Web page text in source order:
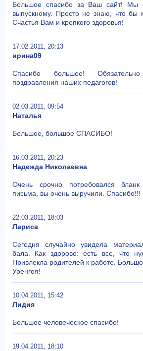
Большое спасибо за Ваш сайт! Мы
выпускному. Просто не знаю, что бы
Счастья Вам и крепкого здоровья!
17.02.2011, 20:13
ирина09
Спасибо большое!
поздравления наших педагогов!
02.03.2011, 09:54
Наталья
Большое, большое СПАСИБО!
16.03.2011, 20:23
Надежда Николаевна
Очень срочно потребовался бланк
письма, вы очень выручили. Спасибо!!!
22.03.2011, 18:03
Лариса
Сегодня случайно увидела
бала. Как здорово: есть все, что
Привлекла родителей к работе.
Уренгоя!
10.04.2011, 15:42
Лидия
Большое человеческое спасибо!
19.04.2011, 18:10